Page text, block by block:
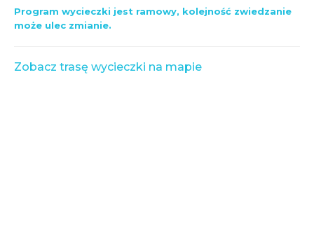
Program wycieczki jest ramowy, kolejność zwiedzanie
może ulec zmianie.
Zobacz trasę wycieczki na mapie